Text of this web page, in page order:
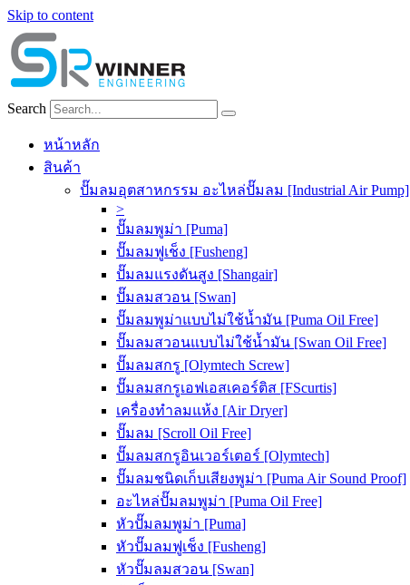
Skip to content
Search
หน้าหลัก
สินค้า
ปั๊มลมอุตสาหกรรม อะไหล่ปั๊มลม [Industrial Air Pump]
>
ปั๊มลมพูม่า [Puma]
ปั๊มลมฟูเช็ง [Fusheng]
ปั๊มลมแรงดันสูง [Shangair]
ปั๊มลมสวอน [Swan]
ปั๊มลมพูม่าแบบไม่ใช้น้ำมัน [Puma Oil Free]
ปั๊มลมสวอนแบบไม่ใช้น้ำมัน [Swan Oil Free]
ปั๊มลมสกรู [Olymtech Screw]
ปั๊มลมสกรูเอฟเอสเคอร์ติส [FScurtis]
เครื่องทำลมแห้ง [Air Dryer]
ปั๊มลม [Scroll Oil Free]
ปั๊มลมสกรูอินเวอร์เตอร์ [Olymtech]
ปั๊มลมชนิดเก็บเสียงพูม่า [Puma Air Sound Proof]
อะไหล่ปั๊มลมพูม่า [Puma Oil Free]
หัวปั๊มลมพูม่า [Puma]
หัวปั๊มลมฟูเช็ง [Fusheng]
หัวปั๊มลมสวอน [Swan]